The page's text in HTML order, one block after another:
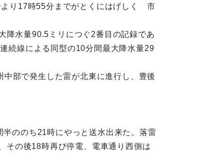
より17時55分までがとくにはげしく 市
降水量90.5ミリにつぐ2番目の記録であ
続線による同型の10分間最大降水量29
部で発生した雷が北東に進行し、豊後
ののち21時にやっと送水出来た。落雷
その後18時再び停電、電車通り西側は